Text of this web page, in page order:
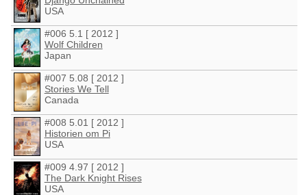
USA
#006 5.1 [ 2012 ]
Wolf Children
Japan
#007 5.08 [ 2012 ]
Stories We Tell
Canada
#008 5.01 [ 2012 ]
Historien om Pi
USA
#009 4.97 [ 2012 ]
The Dark Knight Rises
USA